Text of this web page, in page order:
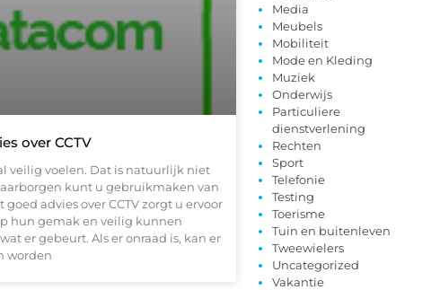
over CCTV
veilig voelen. Dat is natuurlijk niet
kunt u gebruikmaken van
advies over CCTV zorgt u ervoor
hun gemak en veilig kunnen
er gebeurt. Als er onraad is, kan er
worden
Media
Meubels
Mobiliteit
Mode en Kleding
Muziek
Onderwijs
Particuliere
dienstverlening
Rechten
Sport
Telefonie
Testing
Toerisme
Tuin en buitenleven
Tweewielers
Uncategorized
Vakantie